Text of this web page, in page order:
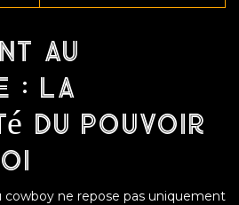
au
: la
du pouvoir
cowboy ne repose pas uniquement